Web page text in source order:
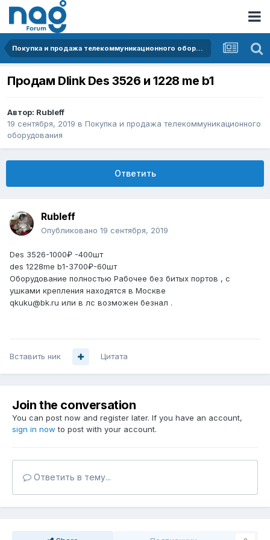
Покупка и продажа телекоммуникационного оборудования
Продам Dlink Des 3526 и 1228 me b1
Автор: Rubleff
19 сентября, 2019 в Покупка и продажа телекоммуникационного
оборудования
Ответить
Rubleff
Опубликовано 19 сентября, 2019
Des 3526-1000₽ -400шт
des 1228me b1-3700₽-60шт
Оборудование полностью Рабочее без битых портов , с
ушками крепления находятся в Москве
qkuku@bk.ru или в лс возможен безнал .
Вставить ник Цитата
Join the conversation
You can post now and register later. If you have an account,
sign in now to post with your account.
Ответить в тему...